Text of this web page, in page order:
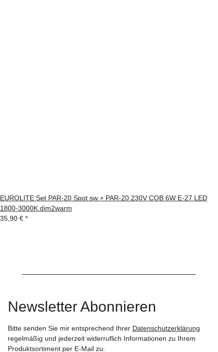
EUROLITE Set PAR-20 Spot sw + PAR-20 230V COB 6W E-27 LED
1800-3000K dim2warm
35,90 € *
Newsletter Abonnieren
Bitte senden Sie mir entsprechend Ihrer Datenschutzerklärung
regelmäßig und jederzeit widerruflich Informationen zu Ihrem
Produktsortiment per E-Mail zu.